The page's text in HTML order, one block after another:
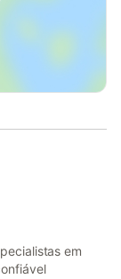
em